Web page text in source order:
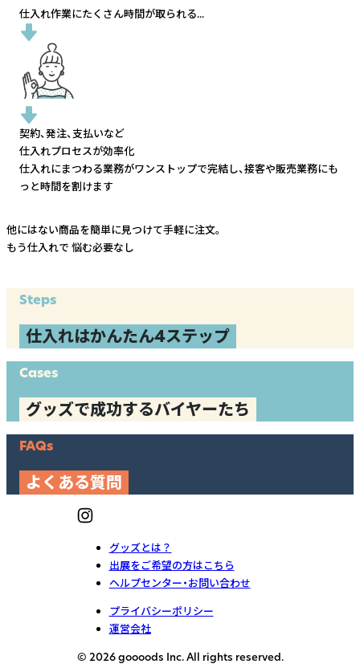
仕入れ作業にたくさん時間が取られる...
契約、発注、支払いなど
仕入れプロセスが効率化
仕入れにまつわる業務がワンストップで完結し、接客や販売業務にも
っと時間を割けます
他にはない商品を簡単に見つけて手軽に注文。
もう仕入れで 悩む必要なし
Steps
仕入れはかんたん4ステップ
Cases
グッズで成功するバイヤーたち
FAQs
よくある質問
グッズとは？
出展をご希望の方はこちら
ヘルプセンター・お問い合わせ
プライバシーポリシー
運営会社
© 2026 goooods Inc. All rights reserved.